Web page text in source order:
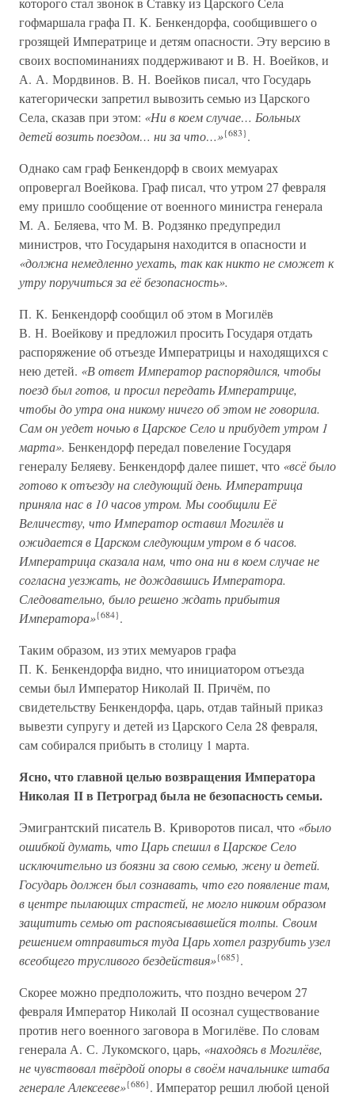
гофмаршала графа П. К. Бенкендорфа, сообщившего о
грозящей Императрице и детям опасности. Эту версию в
своих воспоминаниях поддерживают и В. Н. Воейков, и
А. А. Мордвинов. В. Н. Воейков писал, что Государь
категорически запретил вывозить семью из Царского
Села, сказав при этом: «Ни в коем случае… Больных
детей возить поездом… ни за что…»{683}.
Однако сам граф Бенкендорф в своих мемуарах
опровергал Воейкова. Граф писал, что утром 27 февраля
ему пришло сообщение от военного министра генерала
М. А. Беляева, что М. В. Родзянко предупредил
министров, что Государыня находится в опасности и
«должна немедленно уехать, так как никто не сможет к
утру поручиться за её безопасность».
П. К. Бенкендорф сообщил об этом в Могилёв
В. Н. Воейкову и предложил просить Государя отдать
распоряжение об отъезде Императрицы и находящихся с
нею детей. «В ответ Император распорядился, чтобы
поезд был готов, и просил передать Императрице,
чтобы до утра она никому ничего об этом не говорила.
Сам он уедет ночью в Царское Село и прибудет утром 1
марта». Бенкендорф передал повеление Государя
генералу Беляеву. Бенкендорф далее пишет, что «всё было
готово к отъезду на следующий день. Императрица
приняла нас в 10 часов утром. Мы сообщили Её
Величеству, что Император оставил Могилёв и
ожидается в Царском следующим утром в 6 часов.
Императрица сказала нам, что она ни в коем случае не
согласна уезжать, не дождавшись Императора.
Следовательно, было решено ждать прибытия
Императора»{684}.
Таким образом, из этих мемуаров графа
П. К. Бенкендорфа видно, что инициатором отъезда
семьи был Император Николай II. Причём, по
свидетельству Бенкендорфа, царь, отдав тайный приказ
вывезти супругу и детей из Царского Села 28 февраля,
сам собирался прибыть в столицу 1 марта.
Ясно, что главной целью возвращения Императора
Николая II в Петроград была не безопасность семьи.
Эмигрантский писатель В. Криворотов писал, что «было
ошибкой думать, что Царь спешил в Царское Село
исключительно из боязни за свою семью, жену и детей.
Государь должен был сознавать, что его появление там,
в центре пылающих страстей, не могло никоим образом
защитить семью от распоясывавшейся толпы. Своим
решением отправиться туда Царь хотел разрубить узел
всеобщего трусливого бездействия»{685}.
Скорее можно предположить, что поздно вечером 27
февраля Император Николай II осознал существование
против него военного заговора в Могилёве. По словам
генерала А. С. Лукомского, царь, «находясь в Могилёве,
не чувствовал твёрдой опоры в своём начальнике штаба
генерале Алексееве»{686}. Император решил любой ценой